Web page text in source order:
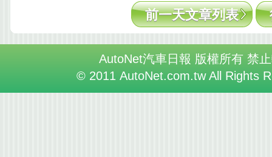
前一天文章列表
AutoNet汽車日報 版權所有 禁
© 2011 AutoNet.com.tw All Rights